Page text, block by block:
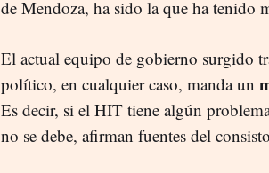
de Mendoza, ha sido la que ha tenido
El actual equipo de gobierno surgido
político, en cualquier caso, manda un
Es decir, si el HIT tiene algún
no se debe, afirman fuentes del